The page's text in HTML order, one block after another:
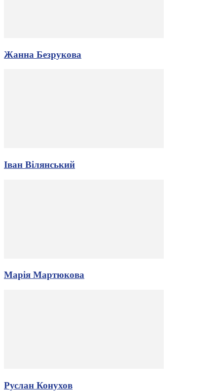
Жанна Безрукова
Іван Вілянський
Марія Мартюкова
Руслан Конухов